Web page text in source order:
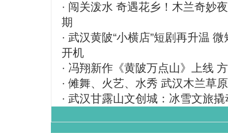
· 闯关泼水 奇遇花乡！木兰奇妙
期
· 武汉黄陂“小横店”短剧再升温
开机
· 冯翔新作《黄陂万点山》上线
· 傩舞、火艺、水秀 武汉木兰草
· 武汉甘露山文创城：冰雪文旅